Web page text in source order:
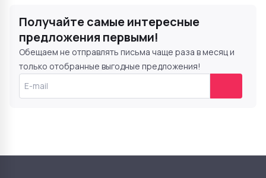
Получайте самые интересные
предложения первыми!
Обещаем не отправлять письма чаще раза в месяц и
только отобранные выгодные предложения!